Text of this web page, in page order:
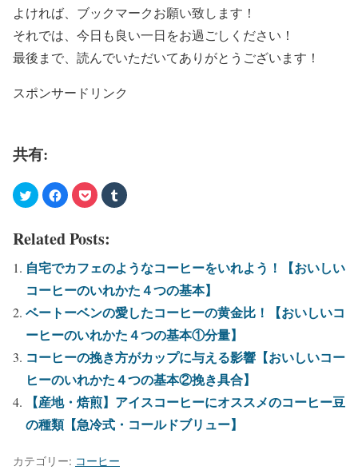
よければ、ブックマークお願い致します！
それでは、今日も良い一日をお過ごしください！
最後まで、読んでいただいてありがとうございます！
スポンサードリンク
共有:
Related Posts:
自宅でカフェのようなコーヒーをいれよう！【おいしい
コーヒーのいれかた４つの基本】
ベートーベンの愛したコーヒーの黄金比！【おいしいコ
ーヒーのいれかた４つの基本①分量】
コーヒーの挽き方がカップに与える影響【おいしいコー
ヒーのいれかた４つの基本②挽き具合】
【産地・焙煎】アイスコーヒーにオススメのコーヒー豆
の種類【急冷式・コールドブリュー】
カテゴリー: コーヒー